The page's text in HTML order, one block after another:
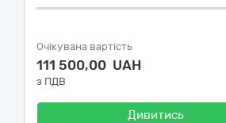
Очікувана вартість
111 500,00 UAH
з ПДВ
Дивитись